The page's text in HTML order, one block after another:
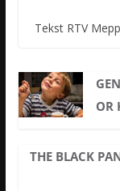
Tekst RTV
OR
THE BLACK